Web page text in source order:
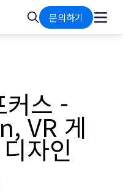
검
색
문의하기
커스 -
VR 게
자인